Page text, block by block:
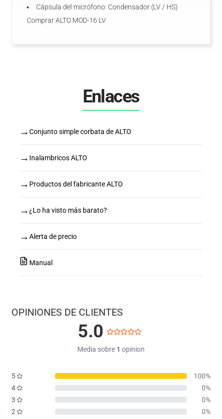
Cápsula del micrófono: Condensador (LV / HS)
Comprar ALTO MOD-16 LV
Enlaces
→ Conjunto simple corbata de ALTO
→ Inalambricos ALTO
→ Productos del fabricante ALTO
→ ¿Lo ha visto más barato?
→ Alerta de precio
Manual
OPINIONES DE CLIENTES
5.0
Media sobre 1 opinion
5
100%
4
0%
3
0%
2
0%